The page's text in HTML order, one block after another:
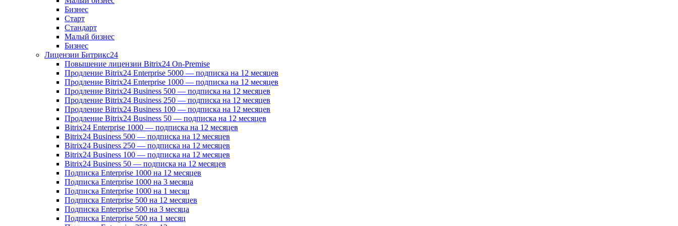
Бизнес
Старт
Стандарт
Малый бизнес
Бизнес
Лицензии Битрикс24
Повышение лицензии Bitrix24 On-Premise
Продление Bitrix24 Enterprise 5000 — подписка на 12 месяцев
Продление Bitrix24 Enterprise 1000 — подписка на 12 месяцев
Продление Bitrix24 Business 500 — подписка на 12 месяцев
Продление Bitrix24 Business 250 — подписка на 12 месяцев
Продление Bitrix24 Business 100 — подписка на 12 месяцев
Продление Bitrix24 Business 50 — подписка на 12 месяцев
Bitrix24 Enterprise 1000 — подписка на 12 месяцев
Bitrix24 Business 500 — подписка на 12 месяцев
Bitrix24 Business 250 — подписка на 12 месяцев
Bitrix24 Business 100 — подписка на 12 месяцев
Bitrix24 Business 50 — подписка на 12 месяцев
Подписка Enterprise 1000 на 12 месяцев
Подписка Enterprise 1000 на 3 месяца
Подписка Enterprise 1000 на 1 месяц
Подписка Enterprise 500 на 12 месяцев
Подписка Enterprise 500 на 3 месяца
Подписка Enterprise 500 на 1 месяц